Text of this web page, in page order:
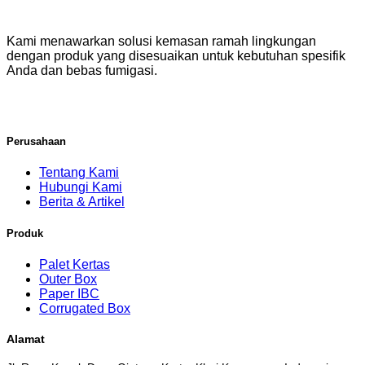
Kami menawarkan solusi kemasan ramah lingkungan
dengan produk yang disesuaikan untuk kebutuhan spesifik
Anda dan bebas fumigasi.
Perusahaan
Tentang Kami
Hubungi Kami
Berita & Artikel
Produk
Palet Kertas
Outer Box
Paper IBC
Corrugated Box
Alamat